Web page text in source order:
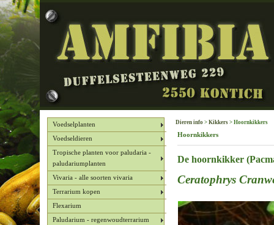
Voedselplanten
Voedseldieren
Tropische planten voor paludaria -
paludariumplanten
Vivaria - alle soorten vivaria
Terrarium kopen
Flexarium
Paludarium - regenwoudterrarium
Dieren info > Kikkers > Hoornkikkers
Hoornkikkers
De hoornkikker
Ceratophrys